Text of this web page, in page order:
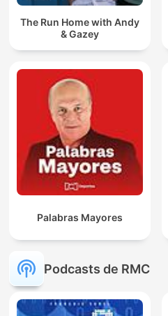
The Run Home with Andy
& Gazey
Palabras Mayores
Podcasts de RMC